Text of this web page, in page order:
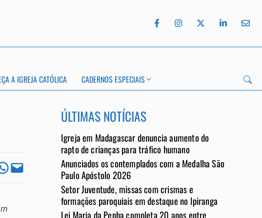
A IGREJA CATÓLICA CADERNOS ESPECIAIS
on WhatsApp
Email this Page
ÚLTIMAS NOTÍCIAS
Igreja em Madagascar denuncia aumento do
rapto de crianças para tráfico humano
Anunciados os contemplados com a Medalha São
Paulo Apóstolo 2026
Setor Juventude, missas com crismas e
formações paroquiais em destaque no Ipiranga
Lei Maria da Penha completa 20 anos entre